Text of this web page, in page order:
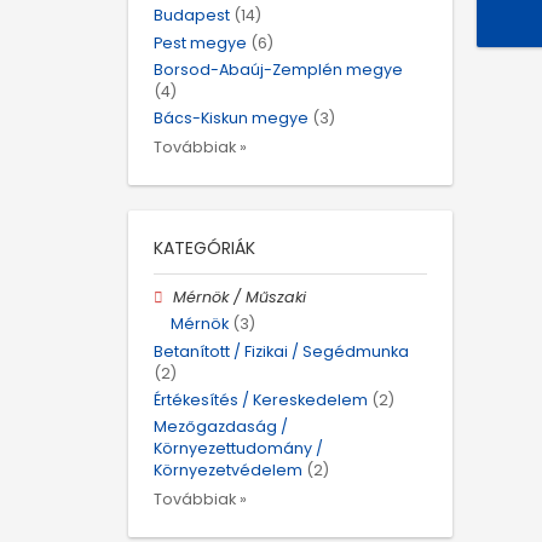
Budapest (14)
Pest megye (6)
Borsod-Abaúj-Zemplén megye
(4)
Bács-Kiskun megye (3)
Továbbiak »
KATEGÓRIÁK
Mérnök / Műszaki
Mérnök (3)
Betanított / Fizikai / Segédmunka
(2)
Értékesítés / Kereskedelem (2)
Mezőgazdaság /
Környezettudomány /
Környezetvédelem (2)
Továbbiak »